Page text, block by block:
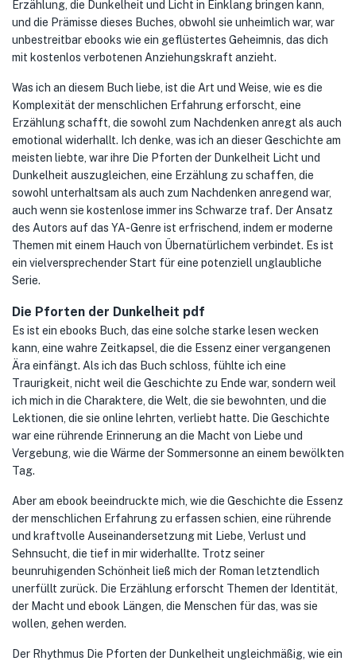
Erzählung, die Dunkelheit und Licht in Einklang bringen kann,
und die Prämisse dieses Buches, obwohl sie unheimlich war, war
unbestreitbar ebooks wie ein geflüstertes Geheimnis, das dich
mit kostenlos verbotenen Anziehungskraft anzieht.
Was ich an diesem Buch liebe, ist die Art und Weise, wie es die
Komplexität der menschlichen Erfahrung erforscht, eine
Erzählung schafft, die sowohl zum Nachdenken anregt als auch
emotional widerhallt. Ich denke, was ich an dieser Geschichte am
meisten liebte, war ihre Die Pforten der Dunkelheit Licht und
Dunkelheit auszugleichen, eine Erzählung zu schaffen, die
sowohl unterhaltsam als auch zum Nachdenken anregend war,
auch wenn sie kostenlose immer ins Schwarze traf. Der Ansatz
des Autors auf das YA-Genre ist erfrischend, indem er moderne
Themen mit einem Hauch von Übernatürlichem verbindet. Es ist
ein vielversprechender Start für eine potenziell unglaubliche
Serie.
Die Pforten der Dunkelheit pdf
Es ist ein ebooks Buch, das eine solche starke lesen wecken
kann, eine wahre Zeitkapsel, die die Essenz einer vergangenen
Ära einfängt. Als ich das Buch schloss, fühlte ich eine
Traurigkeit, nicht weil die Geschichte zu Ende war, sondern weil
ich mich in die Charaktere, die Welt, die sie bewohnten, und die
Lektionen, die sie online lehrten, verliebt hatte. Die Geschichte
war eine rührende Erinnerung an die Macht von Liebe und
Vergebung, wie die Wärme der Sommersonne an einem bewölkten
Tag.
Aber am ebook beeindruckte mich, wie die Geschichte die Essenz
der menschlichen Erfahrung zu erfassen schien, eine rührende
und kraftvolle Auseinandersetzung mit Liebe, Verlust und
Sehnsucht, die tief in mir widerhallte. Trotz seiner
beunruhigenden Schönheit ließ mich der Roman letztendlich
unerfüllt zurück. Die Erzählung erforscht Themen der Identität,
der Macht und ebook Längen, die Menschen für das, was sie
wollen, gehen werden.
Der Rhythmus Die Pforten der Dunkelheit ungleichmäßig, wie ein